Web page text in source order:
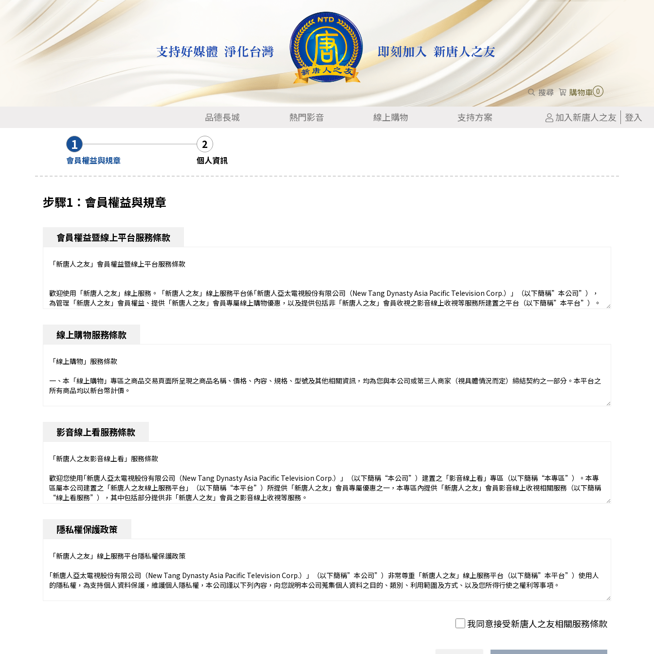
搜尋 購物車 0
品德長城 熱門影音 線上購物 支持方案 加入新唐人之友 登入
1
會員權益與規章
2
個人資訊
步驟1：會員權益與規章
會員權益暨線上平台服務條款
線上購物服務條款
「線上購物」服務條款
一、本「線上購物」專區之商品交易頁面所呈現之商品名稱、價格、內容、規格、型號及其他相關資訊，均為您與本公司或第三人商家（視具體情況而定）締結契約之一部分。本平台之
所有商品均以新台幣計價。
人商家進行訂購，因此所生之買賣或其他合約關係均僅存在於您與該第三人商家之間，該第三人商家將就其商品、服務及／或其他交易標的之品質、內容、運送、保證事項、瑕疵擔保責
任及售後服務等，均由各該第三人商家依照其所制定之交易條件負責履行；您因上開買賣、服務或其他交易行為所生之爭執，應向各該第三人商家尋求救濟或解決。本公司並非上開交易
三、您一旦在於本平台「線上購物」專區依照網頁所定方式、條件及流程完成訂購程序，就表示您提出要約、願意依照本約定條款及相關網頁上所載明之約定內容、交易條件或限制，訂
購該商品或服務。故請您於下單前，請您務必確認訂單內容，訂單經本公司確認後，即無法取消或更改。對於透過您的會員帳戶而進行之所有訂購，您應承擔一切責任，包括您所造成之
訂單失誤或錯誤。
四、在您完成線上訂購程序後，本平台系統會自動產生訂單編號，並以電子郵件或其他方式寄送確認收到訂單通知給您；但該通知只是通知您本平台已經收到您的訂購訊息，不代表交易
已經完成或契約已經成立，本平台保留是否接受您的訂單之權利。如果本平台確認交易條件無誤、您所訂購之商品仍有存貨或所訂購之服務仍可提供、且無其他本平台無法接受訂單之情
五、您瞭解並同意，雖然本平台會盡力維護相關資料之正確性，但本平台不以任何明示或默示的方式保證所有出現於網頁上、或相關訊息上之資料均為完整、正確且即時；倘本平台「線
上購物」專區內之商品說明、價格或相關交易條件等，係由第三人商家所自行製作及提供者，本公司亦不以任何明示或默示的方式擔保其內容之正確性、可信度或即時性。關於相關商品
影音線上看服務條款
「新唐人之友影音線上看」服務條款
歡迎您使用｢新唐人亞太電視股份有限公司（New Tang Dynasty Asia Pacific Television Corp.）」（以下簡稱“本公司”）建置之「影音線上看」專區（以下簡稱“本專區”）。本專
區屬本公司建置之「新唐人之友線上服務平台」（以下簡稱“本平台”）所提供「新唐人之友」會員專屬優惠之一，本專區內提供「新唐人之友」會員影音線上收視相關服務（以下簡稱
“線上看服務”），其中包括部分提供非「新唐人之友」會員之影音線上收視等服務。
盡可能保護使用者的權益及確認契約關係，所有使用者，都應該詳細閱讀下列服務條款；歐盟會員身份不適用本公司目前所有服務，若您未告知是否具備歐盟會員國國民身份，本公司將
認定您不具備歐盟國民身份，並會為您提供服務。
當您使用本專區及線上看服務時，即視為已知悉並完全同意本線上看條款之所有內容。另外，當您使用本專區或線上看服務之任一服務時，可能會依據該服務之性質，而須遵守本公司所
款將直接公佈於本平台上，且不會做個別通知，請您隨時注意該等修改或變更。倘您於本線上看條款之任何修改或變更後繼續使用本專區或線上看服務，即視為您已閱讀、了解並同意接
受該等修改或變更。
隱私權保護政策
「新唐人之友」線上服務平台隱私權保護政策
｢新唐人亞太電視股份有限公司（New Tang Dynasty Asia Pacific Television Corp.）」（以下簡稱”本公司”）非常尊重「新唐人之友」線上服務平台（以下簡稱”本平台”）使用人
的隱私權，為支持個人資料保護，維護個人隱私權，本公司謹以下列內容，向您說明本公司蒐集個人資料之目的、類別、利用範圍及方式、以及您所得行使之權利等事項。
我同意接受新唐人之友相關服務條款